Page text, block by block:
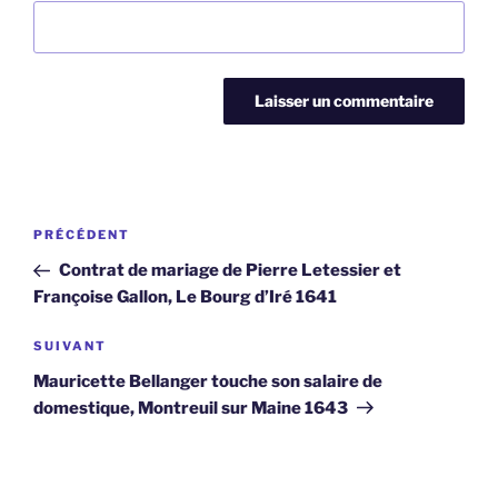
Navigation
l’article
Article
précédent
PRÉCÉDENT
Contrat de mariage de Pierre Letessier et
Françoise Gallon, Le Bourg d’Iré 1641
Article
suivant
SUIVANT
Mauricette Bellanger touche son salaire de
domestique, Montreuil sur Maine 1643